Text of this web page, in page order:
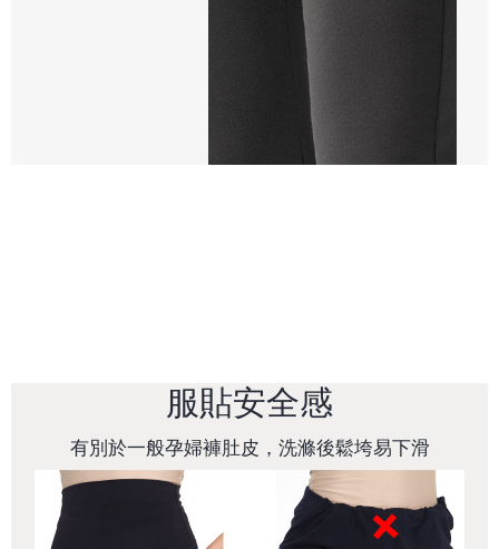
服貼安全感
有別於一般孕婦褲肚皮，洗滌後鬆垮易下滑